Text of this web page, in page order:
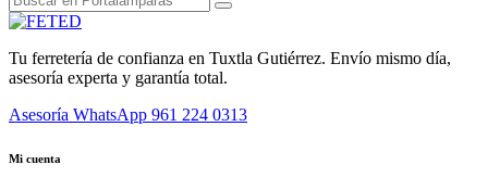
Tu ferretería de confianza en Tuxtla Gutiérrez. Envío mismo día,
asesoría experta y garantía total.
Asesoría WhatsApp 961 224 0313
Mi cuenta